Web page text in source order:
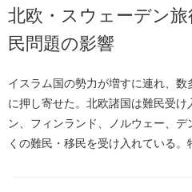
北欧・スウェーデン
民問題の影響
イスラム国の勢力が増すに連れ、数
に押し寄せた。北欧諸国は難民受
ン、フィンランド、ノルウェー、
くの難民・移民を受け入れている